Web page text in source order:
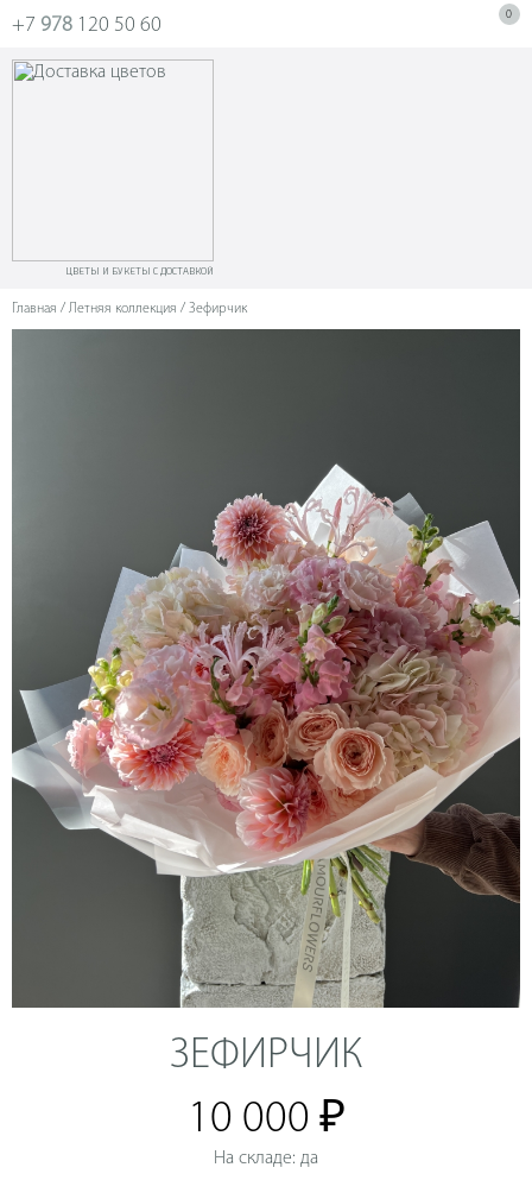
+7 978 120 50 60 0
ЦВЕТЫ И БУКЕТЫ С ДОСТАВКОЙ
Главная / Летняя коллекция / Зефирчик
ЗЕФИРЧИК
10 000 ₽
На складе: да